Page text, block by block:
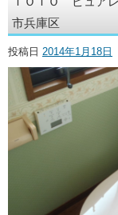
市兵庫区
投稿日 2014年1月18日